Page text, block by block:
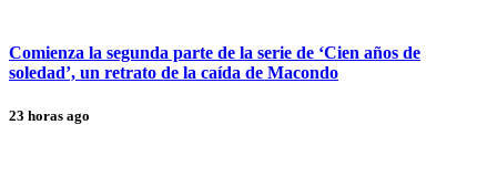
Comienza la segunda parte de la serie de ‘Cien años de
soledad’, un retrato de la caída de Macondo
23 horas ago